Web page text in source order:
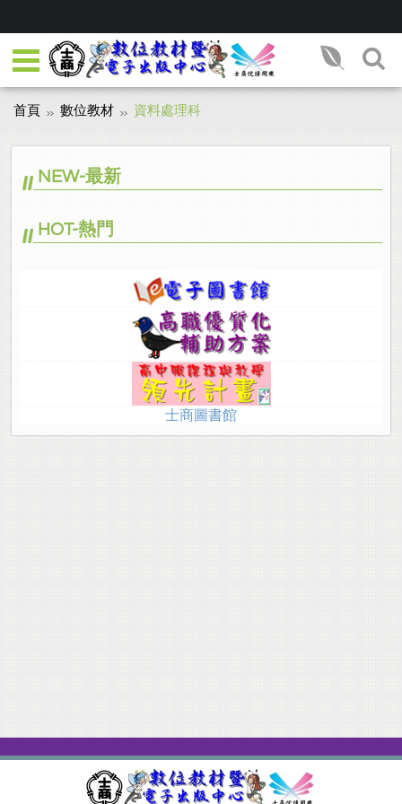
首頁 數位教材 資料處理科
NEW-最新
HOT-熱門
士商圖書館